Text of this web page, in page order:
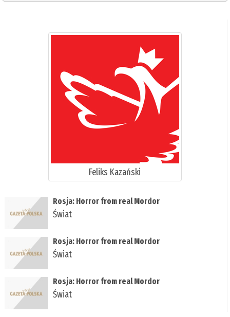
Feliks Kazański
Rosja: Horror from real Mordor
Świat
Rosja: Horror from real Mordor
Świat
Rosja: Horror from real Mordor
Świat